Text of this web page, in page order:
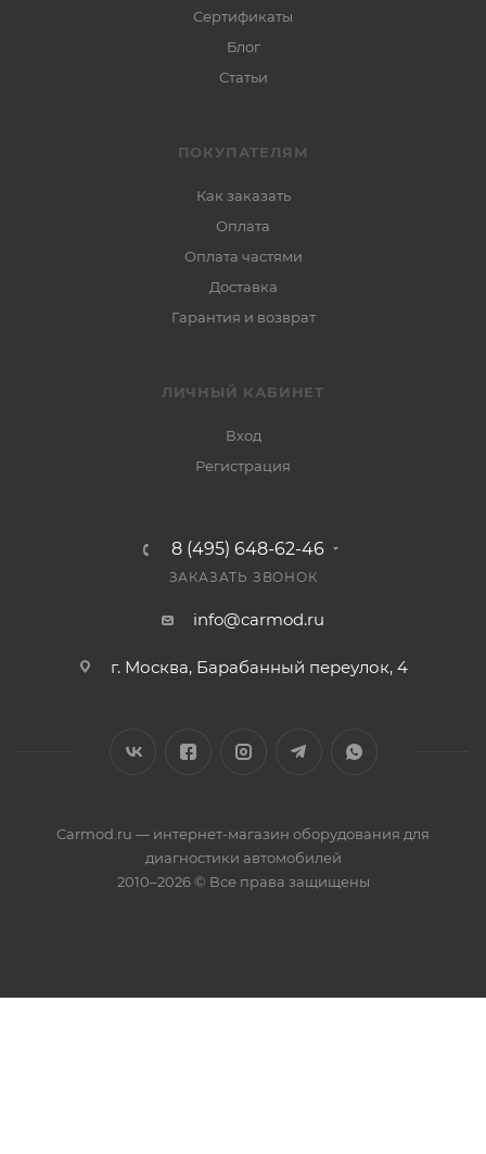
Сертификаты
Блог
Статьи
ПОКУПАТЕЛЯМ
Как заказать
Оплата
Оплата частями
Доставка
Гарантия и возврат
ЛИЧНЫЙ КАБИНЕТ
Вход
Регистрация
8 (495) 648-62-46
ЗАКАЗАТЬ ЗВОНОК
info@carmod.ru
г. Москва, Барабанный переулок, 4
Carmod.ru — интернет-магазин оборудования для
диагностики автомобилей
2010–2026 © Все права защищены